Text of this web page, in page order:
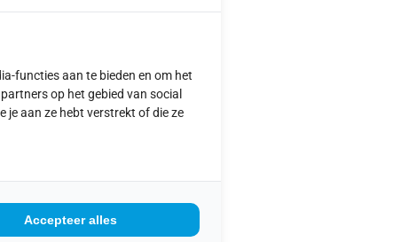
altijd je deur op maat
afkorten naar de
bij ons in de winkel?
functies aan te bieden en om het
op het gebied van social
je aan ze hebt verstrekt of die ze
Accepteer alles